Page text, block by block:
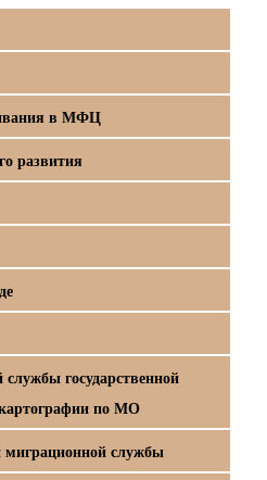
в МФЦ
развития
государственной
по МО
миграционной службы